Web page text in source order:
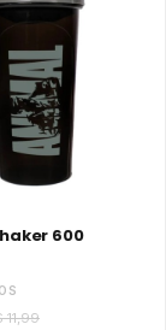
600
11,99